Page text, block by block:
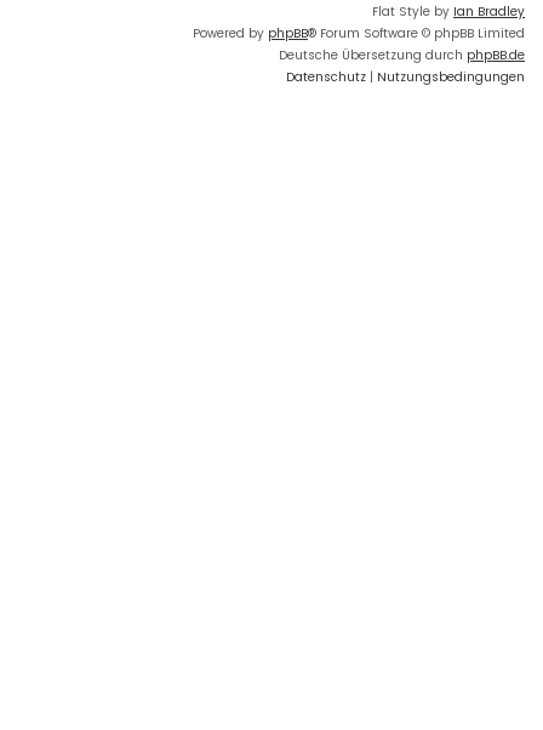
Flat Style by Ian Bradley
Powered by phpBB® Forum Software © phpBB Limited
Deutsche Übersetzung durch phpBB.de
Datenschutz | Nutzungsbedingungen